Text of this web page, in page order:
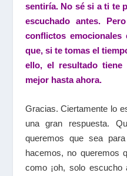
sentiría. No sé si a ti te
escuchado antes.
conflictos
que, si te tomas el
ello, el resultado tiene
mejor hasta ahora.
Gracias. Ciertamente lo
una gran respuesta.
queremos que sea
hacemos, no queremos
como ¡oh, solo